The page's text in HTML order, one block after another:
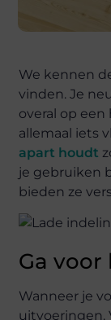
We kennen
vinden. Je
overal op
allemaal iets
apart houdt
je gebruiken
bieden ze
Ga
Wanneer je
uitvoeringen.